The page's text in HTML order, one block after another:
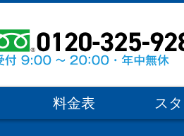
料金表 ス